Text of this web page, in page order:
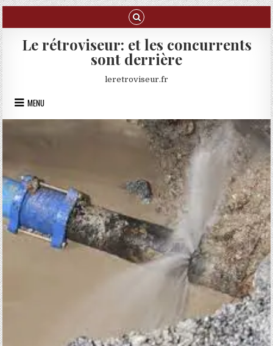
Skip to content
Le rétroviseur: et les concurrents
sont derrière
leretroviseur.fr
MENU